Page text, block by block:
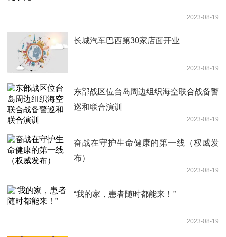
2023-08-19
长城汽车巴西第30家店面开业
2023-08-19
东部战区位台岛周边组织海空联合战备警
巡和联合演训
2023-08-19
奋战在守护生命健康的第一线（权威发
布）
2023-08-19
“我的家，患者随时都能来！”
2023-08-19